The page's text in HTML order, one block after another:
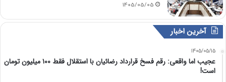
1405/05/05
آخرین اخبار
1405/05/15
عجیب اما واقعی: رقم فسخ قرارداد رضائیان با استقلال فقط ۱۰۰ میلیون تومان
است!